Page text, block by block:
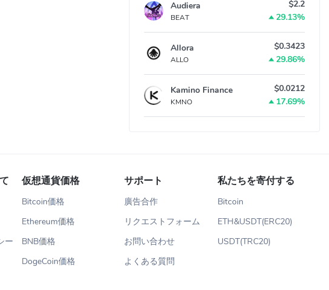
Audiera
BEAT
$2.2
29.13%
Allora
ALLO
$0.3423
29.86%
Kamino Finance
KMNO
$0.0212
17.69%
ー
仮想通貨価格
Bitcoin価格
Ethereum価格
BNB価格
DogeCoin価格
サポート
廣告合作
リクエストフォーム
お問い合わせ
よくある質問
私たちを寄付する
Bitcoin
ETH&USDT(ERC20)
USDT(TRC20)